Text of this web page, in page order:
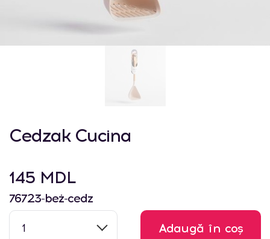
Cedzak Cucina
145 MDL
76723-beż-cedz
1 Adaugă în coș